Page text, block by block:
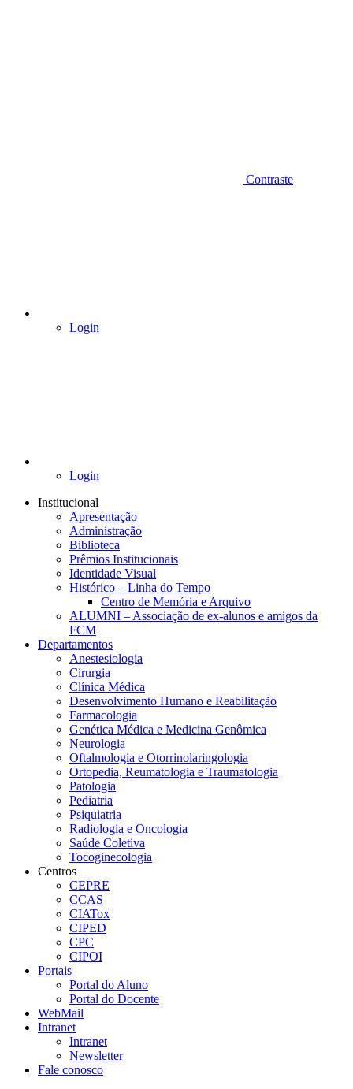
Contraste
Login
Login
Institucional
Apresentação
Administração
Biblioteca
Prêmios Institucionais
Identidade Visual
Histórico – Linha do Tempo
Centro de Memória e Arquivo
ALUMNI – Associação de ex-alunos e amigos da
FCM
Departamentos
Anestesiologia
Cirurgia
Clínica Médica
Desenvolvimento Humano e Reabilitação
Farmacologia
Genética Médica e Medicina Genômica
Neurologia
Oftalmologia e Otorrinolaringologia
Ortopedia, Reumatologia e Traumatologia
Patologia
Pediatria
Psiquiatria
Radiologia e Oncologia
Saúde Coletiva
Tocoginecologia
Centros
CEPRE
CCAS
CIATox
CIPED
CPC
CIPOI
Portais
Portal do Aluno
Portal do Docente
WebMail
Intranet
Intranet
Newsletter
Fale conosco